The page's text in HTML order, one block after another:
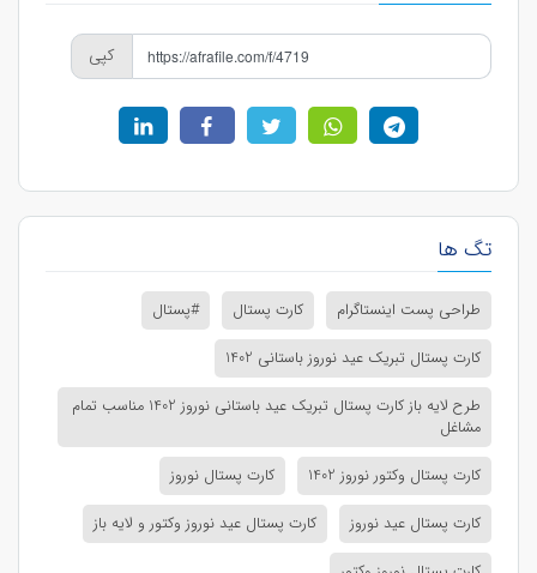
کپی
تگ ها
طراحی پست اینستاگرام کارت پستال
#پستال
کارت پستال تبریک عید نوروز باستانی 1402
طرح لایه باز کارت پستال تبریک عید باستانی نوروز 1402 مناسب تمام
مشاغل
کارت پستال وکتور نوروز 1402
کارت پستال نوروز
کارت پستال عید نوروز
کارت پستال عید نوروز وکتور و لایه باز